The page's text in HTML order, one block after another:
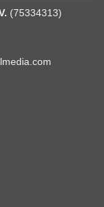
(75334313)